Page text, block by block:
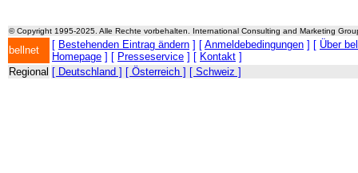
© Copyright 1995-2025. Alle Rechte vorbehalten. International Consulting and Marketing
bellnet [ Bestehenden Eintrag ändern ] [ Anmeldebedingungen ] [ Über
Homepage ] [ Presseservice ] [ Kontakt ]
Regional [ Deutschland ] [ Österreich ] [ Schweiz ]